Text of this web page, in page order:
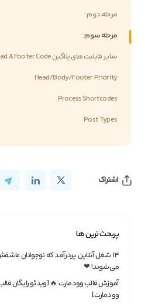
مرحله دوم:
مرحله سوم:
سایر قابلیت های پلاگین Head & Footer Code
Head/Body/Footer Priority
Process Shortcodes
Post Types
اشتراک
پربحث ترین ها
۱۴ شغل آنلاین پردرآمد که نوجوانان
می‌شوند! ❤
آموزش قالب وودمارت 🔥 [ویدئو رایگان
وودمارت]